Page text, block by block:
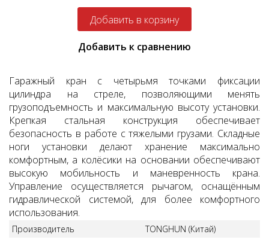
Добавить к сравнению
Гаражный кран с четырьмя точками фиксации
цилиндра на стреле, позволяющими менять
грузоподъемность и максимальную высоту установки.
Крепкая стальная конструкция обеспечивает
безопасность в работе с тяжелыми грузами. Складные
ноги установки делают хранение максимально
комфортным, а колёсики на основании обеспечивают
высокую мобильность и маневренность крана.
Управление осуществляется рычагом, оснащённым
гидравлической системой, для более комфортного
использования.
Производитель
TONGHUN (Китай)